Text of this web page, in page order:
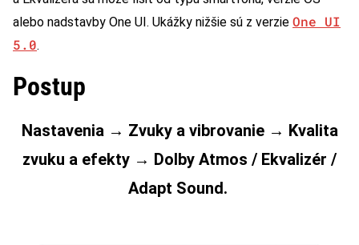
alebo nadstavby One UI. Ukážky nižšie sú z verzie One UI
5.0.
Postup
Nastavenia → Zvuky a vibrovanie → Kvalita
zvuku a efekty → Dolby Atmos / Ekvalizér /
Adapt Sound.